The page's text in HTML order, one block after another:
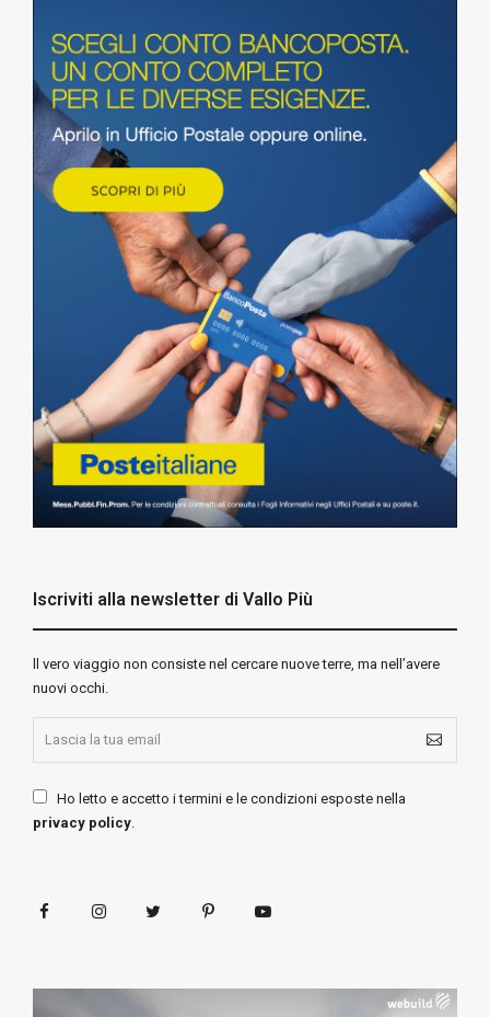
Iscriviti alla newsletter di Vallo Più
ll vero viaggio non consiste nel cercare nuove terre, ma nell’avere
nuovi occhi.
Ho letto e accetto i termini e le condizioni esposte nella
privacy policy